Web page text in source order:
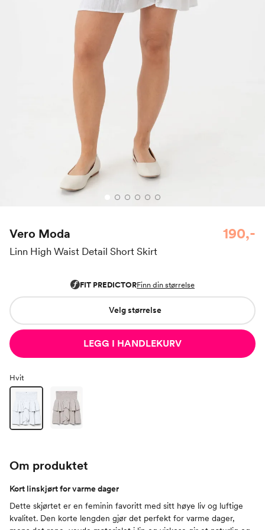
Vero Moda
Linn High Waist Detail Short Skirt
190,-
Velg størrelse
LEGG I HANDLEKURV
Hvit
Om produktet
Kort linskjørt for varme dager
Dette skjørtet er en feminin favoritt med sitt høye liv og luftige
kvalitet. Den korte lengden gjør det perfekt for varme dager,